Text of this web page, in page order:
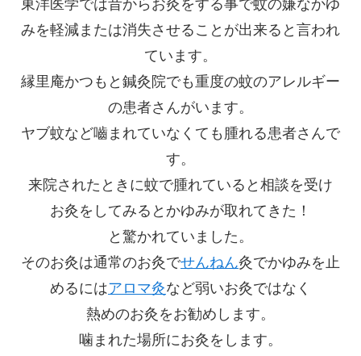
東洋医学では昔からお灸をする事で蚊の嫌なかゆ
みを軽減または消失させることが出来ると言われ
ています。
縁里庵かつもと鍼灸院でも重度の蚊のアレルギー
の患者さんがいます。
ヤブ蚊など嚙まれていなくても腫れる患者さんで
す。
来院されたときに蚊で腫れていると相談を受け
お灸をしてみるとかゆみが取れてきた！
と驚かれていました。
そのお灸は通常のお灸でせんねん灸でかゆみを止
めるにはアロマ灸など弱いお灸ではなく
熱めのお灸をお勧めします。
噛まれた場所にお灸をします。